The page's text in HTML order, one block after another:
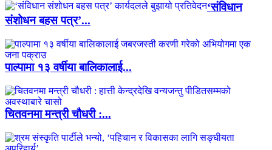
‘संविधान
संशोधन बहस पत्र’...
पाल्पामा १३ वर्षीया बालिकालाई...
चितवनमा मन्त्री चौधरी :...